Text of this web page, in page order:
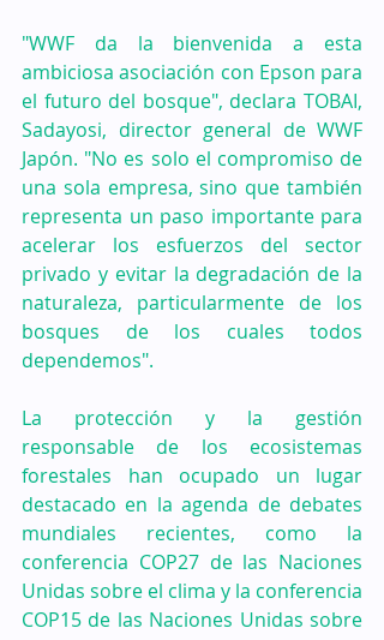
"WWF da la bienvenida a esta
ambiciosa asociación con Epson para
el futuro del bosque", declara TOBAI,
Sadayosi, director general de WWF
Japón. "No es solo el compromiso de
una sola empresa, sino que también
representa un paso importante para
acelerar los esfuerzos del sector
privado y evitar la degradación de la
naturaleza, particularmente de los
bosques de los cuales todos
dependemos".
La protección y la gestión
responsable de los ecosistemas
forestales han ocupado un lugar
destacado en la agenda de debates
mundiales recientes, como la
conferencia COP27 de las Naciones
Unidas sobre el clima y la conferencia
COP15 de las Naciones Unidas sobre